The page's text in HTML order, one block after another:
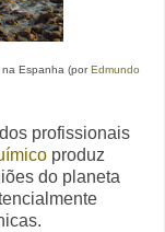
na Espanha (porEdmundo
profissionais
produz
do planeta